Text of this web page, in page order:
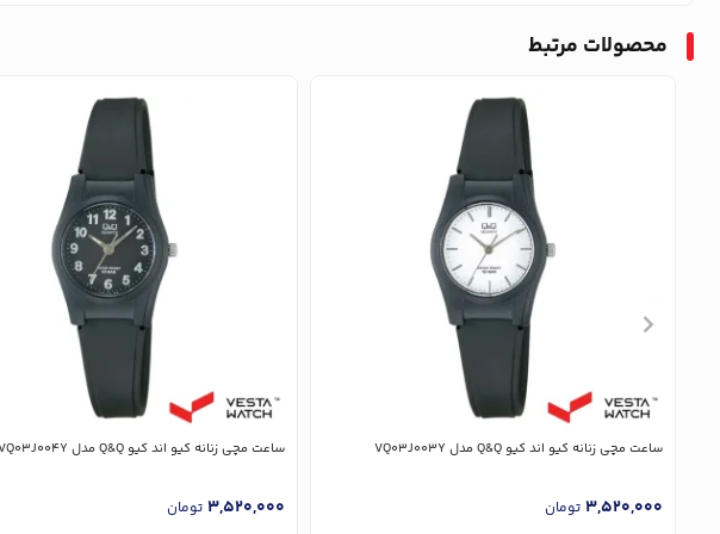
محصولات مرتبط
ساعت مچی زنانه کیو اند کیو Q&Q مدل VQ03J003Y
3,520,000 تومان
ساعت مچی زنانه کیو اند کیو Q&Q مدل VQ03J004Y
3,520,000 تومان